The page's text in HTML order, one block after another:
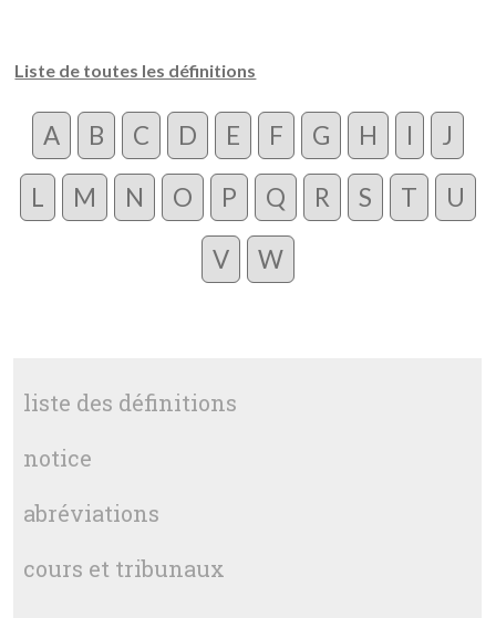
Liste de toutes les définitions
A B C D E F G H I J
L M N O P Q R S T U
V W
liste des définitions
notice
abréviations
cours et tribunaux